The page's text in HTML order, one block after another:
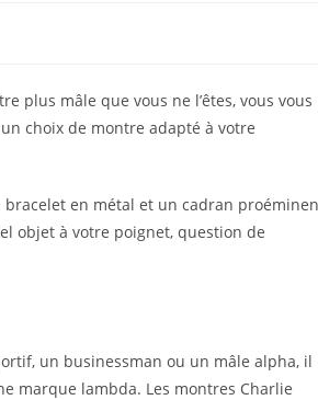
plus mâle que vous ne l’êtes, vous vous
choix de montre adapté à votre
en métal et un cadran
objet à votre poignet, question de
un businessman ou un mâle alpha, il
marque lambda. Les montres Charlie